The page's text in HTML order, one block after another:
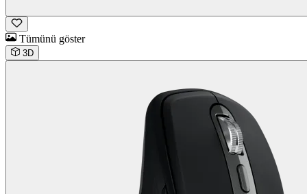
Tümünü göster
3D